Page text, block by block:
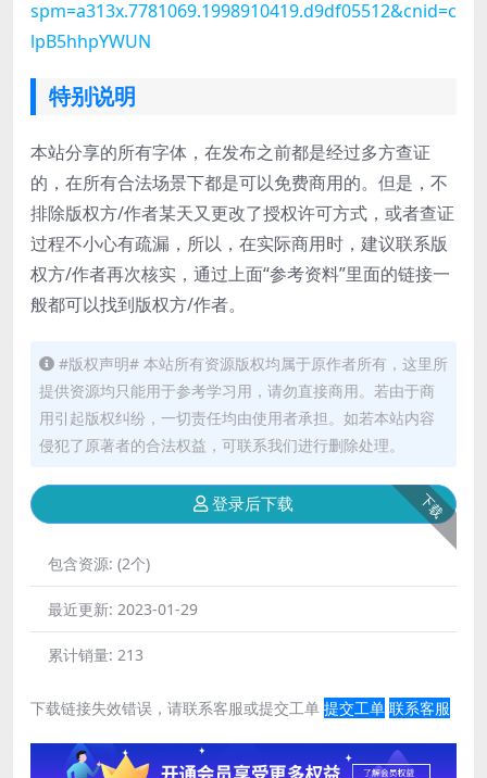
spm=a313x.7781069.1998910419.d9df05512&cnid=c
lpB5hhpYWUN
特别说明
本站分享的所有字体，在发布之前都是经过多方查证
的，在所有合法场景下都是可以免费商用的。但是，不
排除版权方/作者某天又更改了授权许可方式，或者查证
过程不小心有疏漏，所以，在实际商用时，建议联系版
权方/作者再次核实，通过上面“参考资料”里面的链接一
般都可以找到版权方/作者。
#版权声明# 本站所有资源版权均属于原作者所有，这里所
提供资源均只能用于参考学习用，请勿直接商用。若由于商
用引起版权纠纷，一切责任均由使用者承担。如若本站内容
侵犯了原著者的合法权益，可联系我们进行删除处理。
下载
登录后下载
包含资源: (2个)
最近更新: 2023-01-29
累计销量: 213
下载链接失效错误，请联系客服或提交工单 提交工单 联系客服